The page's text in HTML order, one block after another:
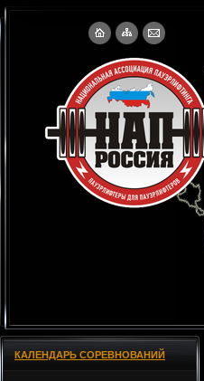
КАЛЕНДАРЬ СОРЕВНОВАНИЙ